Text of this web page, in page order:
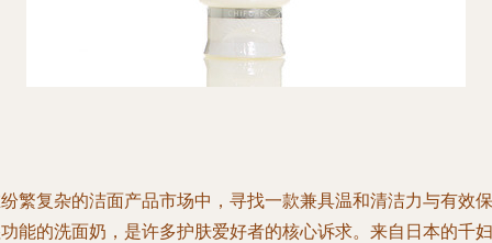
繁复杂的洁面产品市场中，寻找一款兼具温和清洁力与有效保
能的洗面奶，是许多护肤爱好者的核心诉求。来自日本的千妇